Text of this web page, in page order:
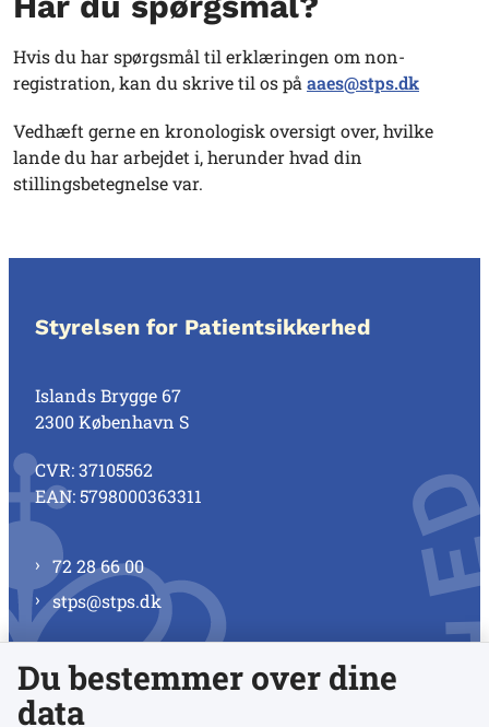
Hvis du har spørgsmål til erklæringen om non-
registration, kan du skrive til os påaaes@stps.dk
Vedhæft gerne en kronologisk oversigt over, hvilke
lande du har arbejdet i, herunder hvad din
stillingsbetegnelse var.
Styrelsen for Patientsikkerhed
Islands Brygge 67
2300 København S
CVR: 37105562
EAN: 5798000363311
72 28 66 00
stps@stps.dk
Se alle kontaktnumre
Du bestemmer over dine
data